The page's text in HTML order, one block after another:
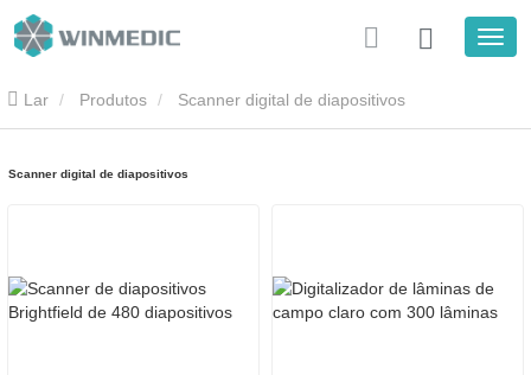
Lar Produtos Scanner digital de diapositivos
Scanner digital de diapositivos